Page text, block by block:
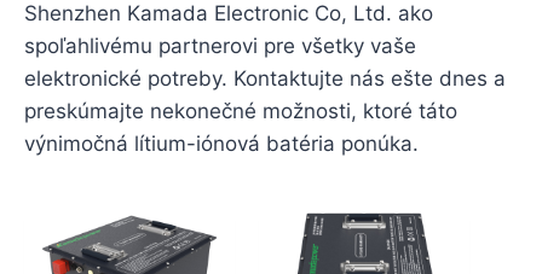
Shenzhen Kamada Electronic Co, Ltd. ako
spoľahlivému partnerovi pre všetky vaše
elektronické potreby. Kontaktujte nás ešte dnes a
preskúmajte nekonečné možnosti, ktoré táto
výnimočná lítium-iónová batéria ponúka.